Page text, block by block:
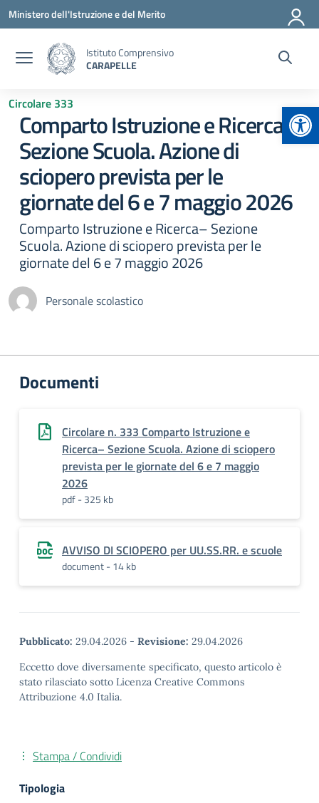
Vai ai contenuti
Vai al menu di navigazione
Vai al footer
Ministero dell'Istruzione e del Merito
Istituto Comprensivo
CARAPELLE
Circolare 333
Comparto Istruzione e Ricerca–
Sezione Scuola. Azione di
sciopero prevista per le
giornate del 6 e 7 maggio 2026
Comparto Istruzione e Ricerca– Sezione
Scuola. Azione di sciopero prevista per le
giornate del 6 e 7 maggio 2026
Personale scolastico
Documenti
Circolare n. 333 Comparto Istruzione e
Ricerca– Sezione Scuola. Azione di sciopero
prevista per le giornate del 6 e 7 maggio
2026
pdf - 325 kb
AVVISO DI SCIOPERO per UU.SS.RR. e scuole
document - 14 kb
Pubblicato: 29.04.2026 - Revisione: 29.04.2026
Eccetto dove diversamente specificato, questo articolo è
stato rilasciato sotto Licenza Creative Commons
Attribuzione 4.0 Italia.
Stampa / Condividi
Tipologia